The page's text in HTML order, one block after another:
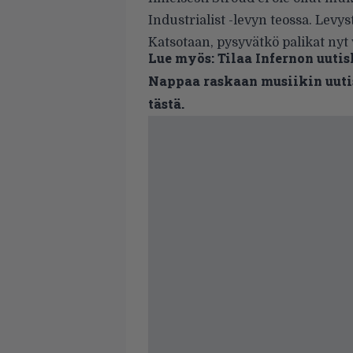
Industrialist -levyn teossa.
Katsotaan, pysyvätkö palikat
Lue myös:Tilaa Infernon
Nappaa raskaan musiikin
tästä.